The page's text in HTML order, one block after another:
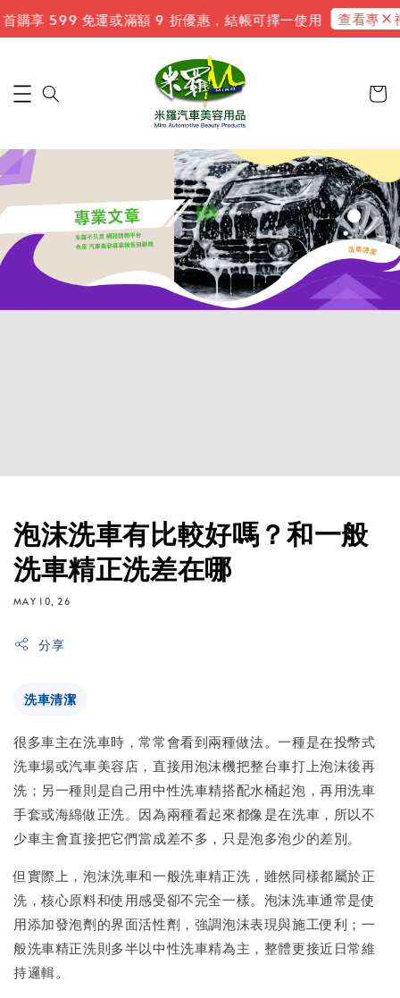
享 599 免運或滿額 9 折優惠，結帳可擇一使用 查看專屬禮
泡沫洗車有比較好嗎？和一般
洗車精正洗差在哪
MAY 10, 26
分享
洗車清潔
很多車主在洗車時，常常會看到兩種做法。一種是在投幣式
洗車場或汽車美容店，直接用泡沫機把整台車打上泡沫後再
洗；另一種則是自己用中性洗車精搭配水桶起泡，再用洗車
手套或海綿做正洗。因為兩種看起來都像是在洗車，所以不
少車主會直接把它們當成差不多，只是泡多泡少的差別。
但實際上，泡沫洗車和一般洗車精正洗，雖然同樣都屬於正
洗，核心原料和使用感受卻不完全一樣。泡沫洗車通常是使
用添加發泡劑的界面活性劑，強調泡沫表現與施工便利；一
般洗車精正洗則多半以中性洗車精為主，整體更接近日常維
持邏輯。